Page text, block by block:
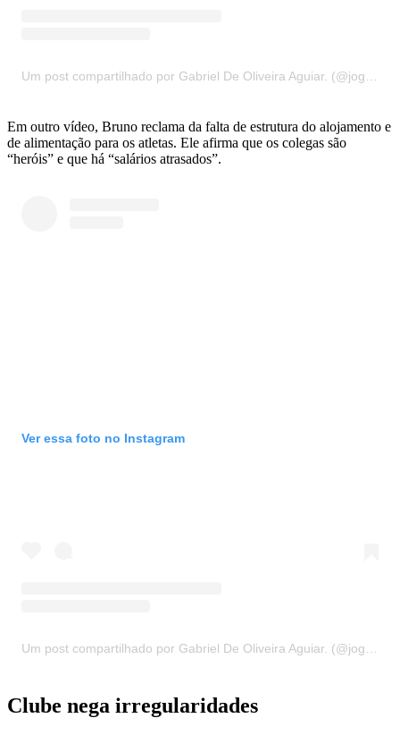
Em outro vídeo, Bruno reclama da falta de estrutura do alojamento e
de alimentação para os atletas. Ele afirma que os colegas são
“heróis” e que há “salários atrasados”.
Ver essa foto no Instagram
Clube nega irregularidades